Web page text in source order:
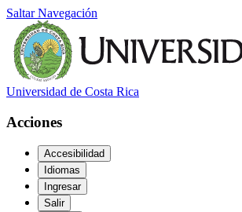
Saltar Navegación
Universidad de Costa Rica
Acciones
Accesibilidad
Idiomas
Ingresar
Salir